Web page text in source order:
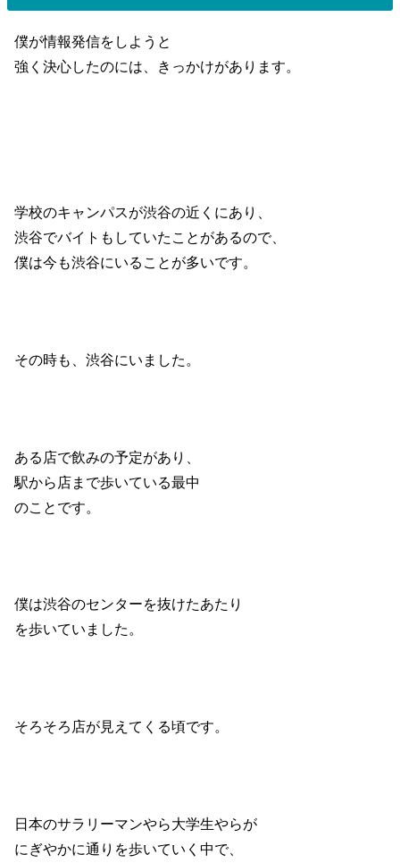
僕が情報発信をしようと
強く決心したのには、きっかけがあります。
学校のキャンパスが渋谷の近くにあり、
渋谷でバイトもしていたことがあるので、
僕は今も渋谷にいることが多いです。
その時も、渋谷にいました。
ある店で飲みの予定があり、
駅から店まで歩いている最中
のことです。
僕は渋谷のセンターを抜けたあたり
を歩いていました。
そろそろ店が見えてくる頃です。
日本のサラリーマンやら大学生やらが
にぎやかに通りを歩いていく中で、